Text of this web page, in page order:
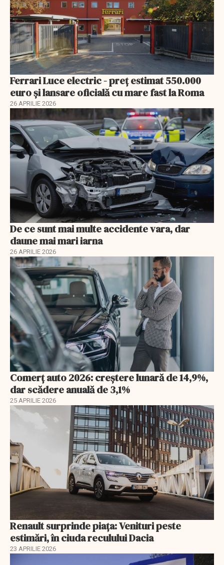
Ferrari Luce electric - preț estimat 550.000
euro și lansare oficială cu mare fast la Roma
26 APRILIE 2026
De ce sunt mai multe accidente vara, dar
daune mai mari iarna
26 APRILIE 2026
Comerț auto 2026: creștere lunară de 14,9%,
dar scădere anuală de 3,1%
25 APRILIE 2026
Renault surprinde piața: Venituri peste
estimări, în ciuda reculului Dacia
23 APRILIE 2026